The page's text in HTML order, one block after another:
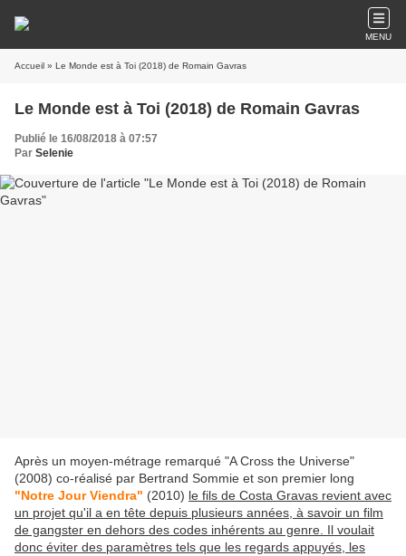
MENU
Accueil » Le Monde est à Toi (2018) de Romain Gavras
Le Monde est à Toi (2018) de Romain Gavras
Publié le 16/08/2018 à 07:57
Par Selenie
Après un moyen-métrage remarqué "A Cross the Universe"
(2008) co-réalisé par Bertrand Sommie et son premier long
"Notre Jour Viendra" (2010) le fils de Costa Gravas revient avec
un projet qu'il a en tête depuis plusieurs années, à savoir un film
de gangster en dehors des codes inhérents au genre. Il voulait
donc éviter des paramètres tels que les regards appuyés, les